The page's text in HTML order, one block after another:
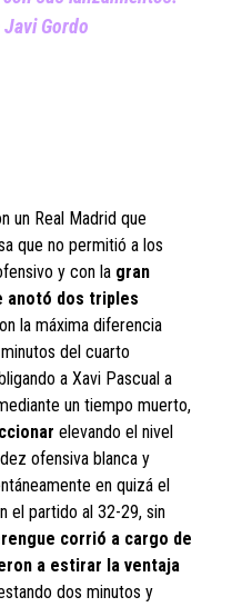
Gordo
un Real Madrid que
que no permitió a los
y con la gran
anotó dos triples
la máxima diferencia
del cuarto
a Xavi Pascual a
un tiempo muerto,
elevando el nivel
ofensiva blanca y
en quizá el
el partido al 32-29, sin
corrió a cargo de
a estirar la ventaja
dos minutos y